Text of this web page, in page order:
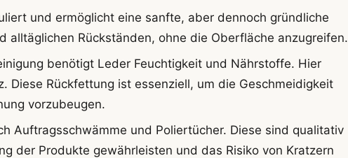
und ermöglicht eine sanfte, aber dennoch gründliche
alltäglichen Rückständen, ohne die Oberfläche anzugreifen.
benötigt Leder Feuchtigkeit und Nährstoffe. Hier
Diese Rückfettung ist essenziell, um die Geschmeidigkeit
vorzubeugen.
Auftragsschwämme und Poliertücher. Diese sind qualitativ
der Produkte gewährleisten und das Risiko von Kratzern